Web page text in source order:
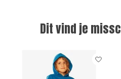
Dit vind je
Items van productcarrousel